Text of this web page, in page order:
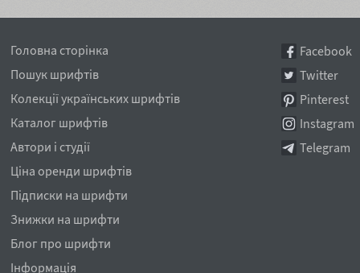
Головна сторінка
Пошук шрифтів
Колекції українських шрифтів
Каталог шрифтів
Автори і студії
Ціна оренди шрифтів
Підписки на шрифти
Знижки на шрифти
Блог про шрифти
Інформація
Facebook
Twitter
Pinterest
Instagram
Telegram